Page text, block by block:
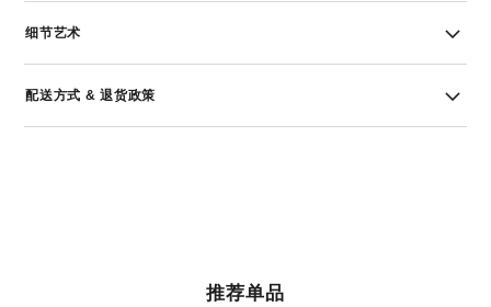
细节艺术
配送方式 & 退货政策
推荐单品